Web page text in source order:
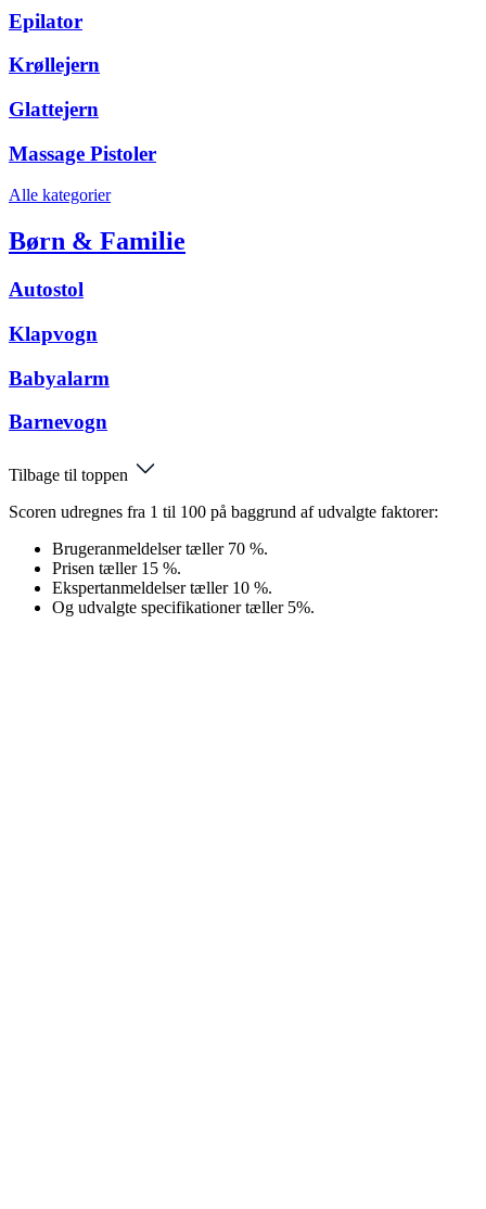
Epilator
Krøllejern
Glattejern
Massage Pistoler
Alle kategorier
Børn & Familie
Autostol
Klapvogn
Babyalarm
Barnevogn
Tilbage til toppen
Scoren udregnes fra 1 til 100 på baggrund af udvalgte faktorer:
Brugeranmeldelser tæller 70 %.
Prisen tæller 15 %.
Ekspertanmeldelser tæller 10 %.
Og udvalgte specifikationer tæller 5%.